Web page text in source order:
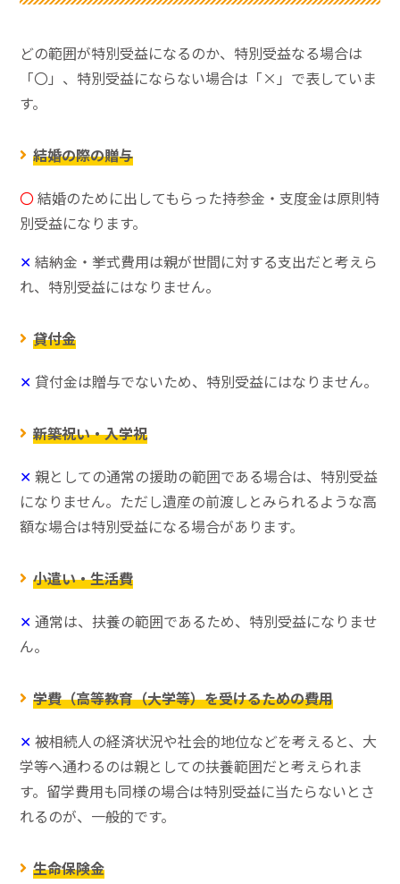
どの範囲が特別受益になるのか、特別受益なる場合は
「〇」、特別受益にならない場合は「×」で表していま
す。
結婚の際の贈与
〇結婚のために出してもらった持参金・支度金は原則特
別受益になります。
✕結納金・挙式費用は親が世間に対する支出だと考えら
れ、特別受益にはなりません。
貸付金
✕貸付金は贈与でないため、特別受益にはなりません。
新築祝い・入学祝
✕親としての通常の援助の範囲である場合は、特別受益
になりません。ただし遺産の前渡しとみられるような高
額な場合は特別受益になる場合があります。
小遣い・生活費
✕通常は、扶養の範囲であるため、特別受益になりませ
ん。
学費（高等教育（大学等）を受けるための費用
✕被相続人の経済状況や社会的地位などを考えると、大
学等へ通わるのは親としての扶養範囲だと考えられま
す。留学費用も同様の場合は特別受益に当たらないとさ
れるのが、一般的です。
生命保険金